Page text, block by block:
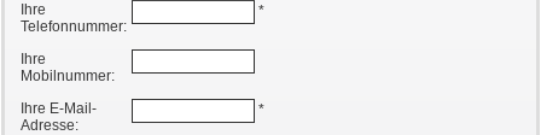
Ihre
Telefonnummer:
*
Ihre
Mobilnummer:
Ihre E-Mail-
Adresse:
*